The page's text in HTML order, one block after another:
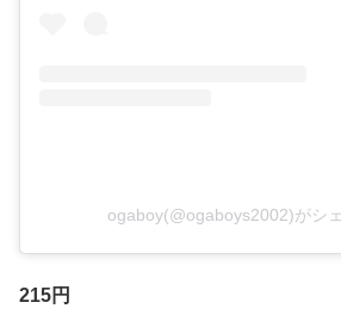
ogaboy(@ogaboys2002)がシ
215円